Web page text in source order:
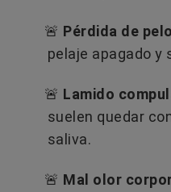
🚨 Pérdida de pelo
pelaje apagado y
🚨 Lamido
suelen quedar
saliva.
🚨 Mal olor